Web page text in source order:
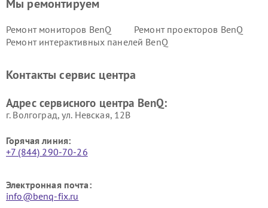
Мы ремонтируем
Ремонт мониторов BenQ
Ремонт проекторов BenQ
Ремонт интерактивных панелей BenQ
Контакты сервис центра
Адрес сервисного центра BenQ:
г. Волгоград, ул. Невская, 12В
Горячая линия:
+7 (844) 290-70-26
Электронная почта:
info@benq-fix.ru